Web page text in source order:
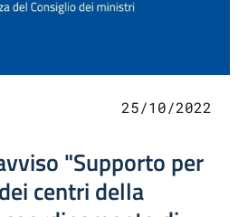
25/10/2022
"Supporto per
centri della